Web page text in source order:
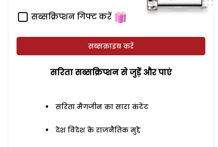
सब्सक्रिप्शन गिफ्ट करें
सब्सक्राइब करें
सरिता सब्सक्रिप्शन से जुड़ेें और पाएं
सरिता मैगजीन का सारा कंटेंट
देश विदेश के राजनैतिक मुद्दे